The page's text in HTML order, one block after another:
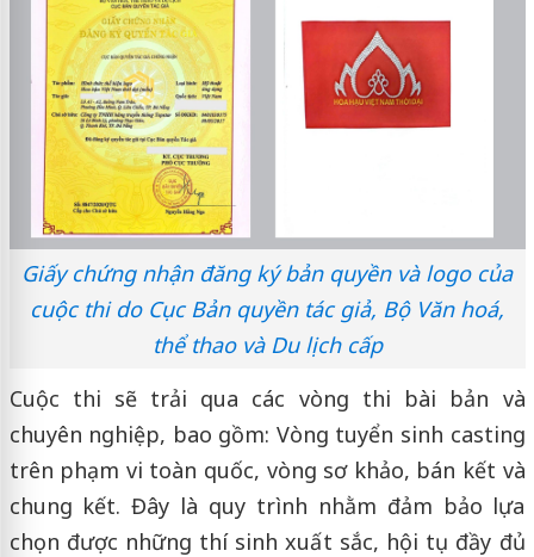
Giấy chứng nhận đăng ký bản quyền và logo của
cuộc thi do Cục Bản quyền tác giả, Bộ Văn hoá,
thể thao và Du lịch cấp
Cuộc thi sẽ trải qua các vòng thi bài bản và
chuyên nghiệp, bao gồm: Vòng tuyển sinh casting
trên phạm vi toàn quốc, vòng sơ khảo, bán kết và
chung kết. Đây là quy trình nhằm đảm bảo lựa
chọn được những thí sinh xuất sắc, hội tụ đầy đủ